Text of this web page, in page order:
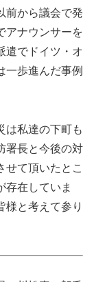
前から議会で発
アナウンサーを
遣でドイツ・オ
一歩進んだ事例
は私達の下町も
署長と今後の対
せて頂いたとこ
存在していま
様と考えて参り